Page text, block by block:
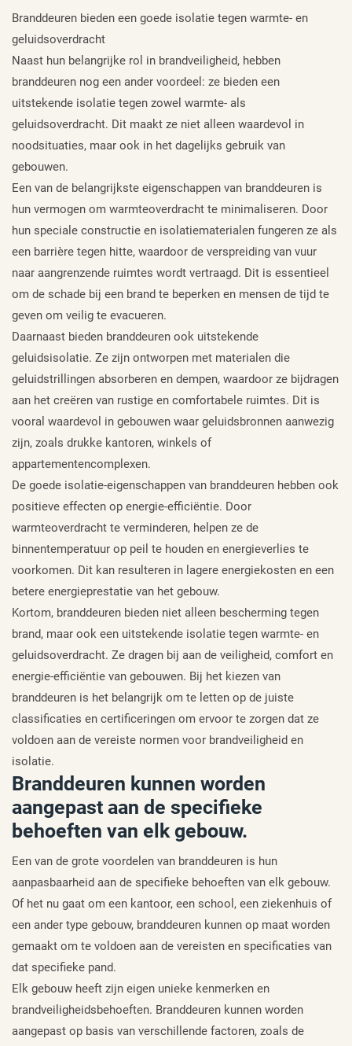
Branddeuren bieden een goede isolatie tegen warmte- en
geluidsoverdracht
Naast hun belangrijke rol in brandveiligheid, hebben
branddeuren nog een ander voordeel: ze bieden een
uitstekende isolatie tegen zowel warmte- als
geluidsoverdracht. Dit maakt ze niet alleen waardevol in
noodsituaties, maar ook in het dagelijks gebruik van
gebouwen.
Een van de belangrijkste eigenschappen van branddeuren is
hun vermogen om warmteoverdracht te minimaliseren. Door
hun speciale constructie en isolatiematerialen fungeren ze als
een barrière tegen hitte, waardoor de verspreiding van vuur
naar aangrenzende ruimtes wordt vertraagd. Dit is essentieel
om de schade bij een brand te beperken en mensen de tijd te
geven om veilig te evacueren.
Daarnaast bieden branddeuren ook uitstekende
geluidsisolatie. Ze zijn ontworpen met materialen die
geluidstrillingen absorberen en dempen, waardoor ze bijdragen
aan het creëren van rustige en comfortabele ruimtes. Dit is
vooral waardevol in gebouwen waar geluidsbronnen aanwezig
zijn, zoals drukke kantoren, winkels of
appartementencomplexen.
De goede isolatie-eigenschappen van branddeuren hebben ook
positieve effecten op energie-efficiëntie. Door
warmteoverdracht te verminderen, helpen ze de
binnentemperatuur op peil te houden en energieverlies te
voorkomen. Dit kan resulteren in lagere energiekosten en een
betere energieprestatie van het gebouw.
Kortom, branddeuren bieden niet alleen bescherming tegen
brand, maar ook een uitstekende isolatie tegen warmte- en
geluidsoverdracht. Ze dragen bij aan de veiligheid, comfort en
energie-efficiëntie van gebouwen. Bij het kiezen van
branddeuren is het belangrijk om te letten op de juiste
classificaties en certificeringen om ervoor te zorgen dat ze
voldoen aan de vereiste normen voor brandveiligheid en
isolatie.
Branddeuren kunnen worden
aangepast aan de specifieke
behoeften van elk gebouw.
Een van de grote voordelen van branddeuren is hun
aanpasbaarheid aan de specifieke behoeften van elk gebouw.
Of het nu gaat om een kantoor, een school, een ziekenhuis of
een ander type gebouw, branddeuren kunnen op maat worden
gemaakt om te voldoen aan de vereisten en specificaties van
dat specifieke pand.
Elk gebouw heeft zijn eigen unieke kenmerken en
brandveiligheidsbehoeften. Branddeuren kunnen worden
aangepast op basis van verschillende factoren, zoals de